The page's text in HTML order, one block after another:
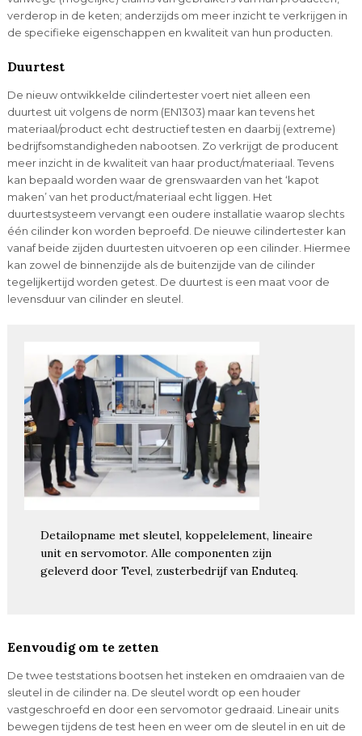
verderop in de keten; anderzijds om meer inzicht te verkrijgen in
de specifieke eigenschappen en kwaliteit van hun producten.
Duurtest
De nieuw ontwikkelde cilindertester voert niet alleen een
duurtest uit volgens de norm (EN1303) maar kan tevens het
materiaal/product echt destructief testen en daarbij (extreme)
bedrijfsomstandigheden nabootsen. Zo verkrijgt de producent
meer inzicht in de kwaliteit van haar product/materiaal. Tevens
kan bepaald worden waar de grenswaarden van het ‘kapot
maken’ van het product/materiaal echt liggen. Het
duurtestsysteem vervangt een oudere installatie waarop slechts
één cilinder kon worden beproefd. De nieuwe cilindertester kan
vanaf beide zijden duurtesten uitvoeren op een cilinder. Hiermee
kan zowel de binnenzijde als de buitenzijde van de cilinder
tegelijkertijd worden getest. De duurtest is een maat voor de
levensduur van cilinder en sleutel.
Detailopname met sleutel, koppelelement, lineaire
unit en servomotor. Alle componenten zijn
geleverd door Tevel, zusterbedrijf van Enduteq.
Eenvoudig om te zetten
De twee teststations bootsen het insteken en omdraaien van de
sleutel in de cilinder na. De sleutel wordt op een houder
vastgeschroefd en door een servomotor gedraaid. Lineair units
bewegen tijdens de test heen en weer om de sleutel in en uit de